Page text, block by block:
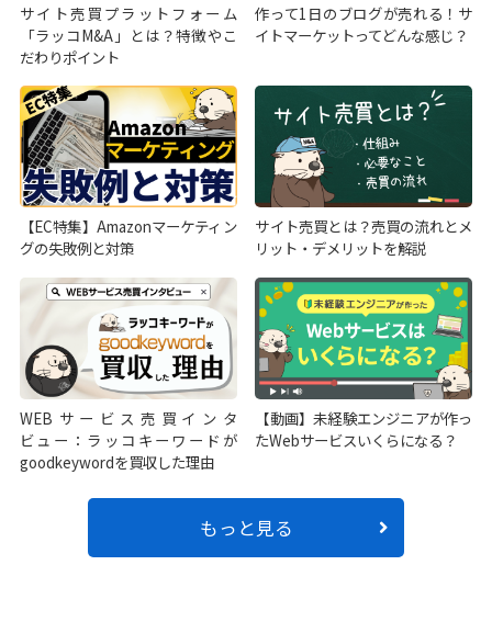
サイト売買プラットフォーム
「ラッコM&A」とは？特徴やこ
だわりポイント
作って1日のブログが売れる！サ
イトマーケットってどんな感じ？
【EC特集】Amazonマーケティン
グの失敗例と対策
サイト売買とは？売買の流れとメ
リット・デメリットを解説
WEBサービス売買インタ
ビュー：ラッコキーワードが
goodkeywordを買収した理由
【動画】未経験エンジニアが作っ
たWebサービスいくらになる？
もっと見る